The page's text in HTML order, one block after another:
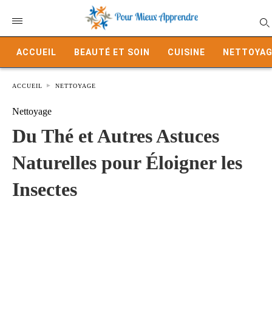
ACCUEIL BEAUTÉ ET SOIN CUISINE
ACCUEIL NETTOYAGE
Nettoyage
Du Thé et Autres Astuces
Naturelles pour Éloigner les
Insectes